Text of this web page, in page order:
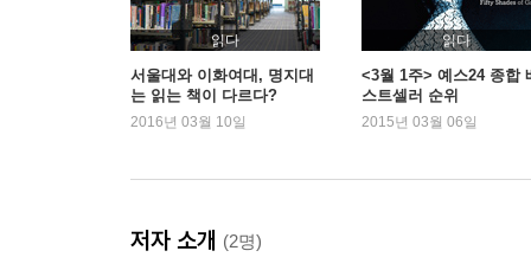
읽다
서울대와 이화여대, 명지대
는 읽는 책이 다르다?
2016년 03월 10일
읽다
<3월 1주> 예스24 종합
스트셀러 순위
2015년 03월 06일
저자 소개 (2명)